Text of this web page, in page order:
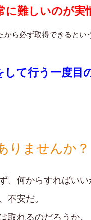
難しいのが実
ら必ず取得できるとい
て行う一度目
りませんか？
、何からすればいい
不安だ。
取れるのだろうか。